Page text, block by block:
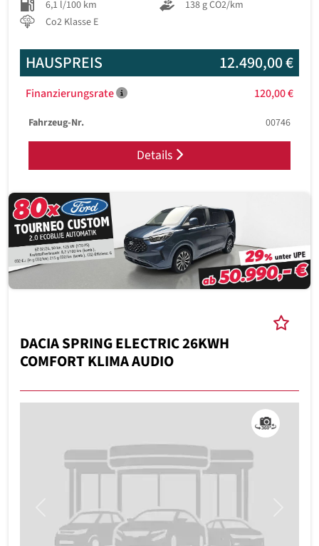
6,1 l/100 km
138 g CO2/km
Co2 Klasse E
HAUSPREIS 12.490,00 €
Finanzierungsrate 120,00 €
Fahrzeug-Nr. 00746
Details
DACIA SPRING ELECTRIC 26KWH
COMFORT KLIMA AUDIO
Previous